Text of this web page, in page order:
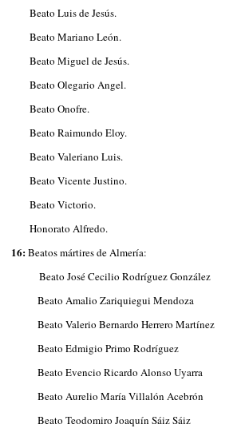
Beato Luis de Jesús.
Beato Mariano León.
Beato Miguel de Jesús.
Beato Olegario Angel.
Beato Onofre.
Beato Raimundo Eloy.
Beato Valeriano Luis.
Beato Vicente Justino.
Beato Victorio.
Honorato Alfredo.
16:Beatos mártires de Almería:
Beato José Cecilio Rodríguez González
Beato Amalio Zariquiegui Mendoza
Beato Valerio Bernardo Herrero Martínez
Beato Edmigio Primo Rodríguez
Beato Evencio Ricardo Alonso Uyarra
Beato Aurelio María Villalón Acebrón
Beato Teodomiro Joaquín Sáiz Sáiz